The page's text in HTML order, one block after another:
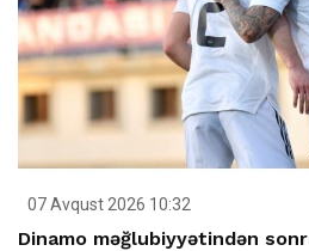
07 Avqust 2026 10:32
Dinamo məğlubiyyətindən